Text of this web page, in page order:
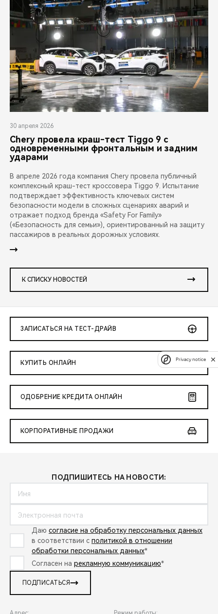
30 апреля 2026
Chery провела краш-тест Tiggo 9 с
одновременными фронтальным и задним
ударами
В апреле 2026 года компания Chery провела публичный
комплексный краш-тест кроссовера Tiggo 9. Испытание
подтверждает эффективность ключевых систем
безопасности модели в сложных сценариях аварий и
отражает подход бренда «Safety For Family»
(«Безопасность для семьи»), ориентированный на защиту
пассажиров в реальных дорожных условиях.
К СПИСКУ НОВОСТЕЙ
ЗАПИСАТЬСЯ НА ТЕСТ-ДРАЙВ
КУПИТЬ ОНЛАЙН
ОДОБРЕНИЕ КРЕДИТА ОНЛАЙН
КОРПОРАТИВНЫЕ ПРОДАЖИ
ПОДПИШИТЕСЬ НА НОВОСТИ:
Даю согласие на обработку персональных данных
в соответствии с политикой в отношении
обработки персональных данных*
Согласен на рекламную коммуникацию*
ПОДПИСАТЬСЯ
Privacy notice